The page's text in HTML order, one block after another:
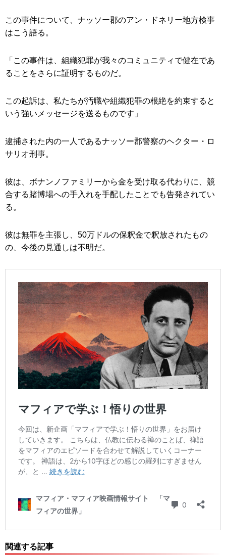
この事件について、ナッソー郡のアン・ドネリー地方検事
はこう語る。
「この事件は、組織犯罪が我々のコミュニティで健在であ
ることをさらに証明するものだ。
この起訴は、私たちが汚職や組織犯罪の根絶を約束すると
いう強いメッセージを送るものです」
逮捕された内の一人であるナッソー郡警察のヘクター・ロ
サリオ刑事。
彼は、ボナンノファミリーから金を受け取る代わりに、競
合する賭博場への手入れを手配したことでも告発されてい
る。
彼は無罪を主張し、50万ドルの保釈金で釈放されたもの
の、今後の見通しは不明だ。
関連する記事